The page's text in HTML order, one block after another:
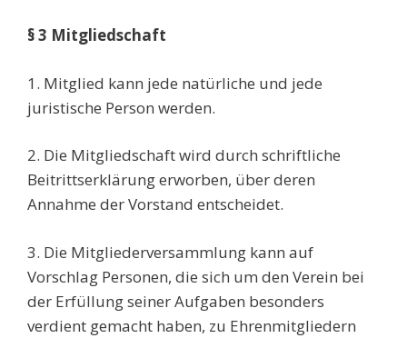
§ 3 Mitgliedschaft
1. Mitglied kann jede natürliche und jede
juristische Person werden.
2. Die Mitgliedschaft wird durch schriftliche
Beitrittserklärung erworben, über deren
Annahme der Vorstand entscheidet.
3. Die Mitgliederversammlung kann auf
Vorschlag Personen, die sich um den Verein bei
der Erfüllung seiner Aufgaben besonders
verdient gemacht haben, zu Ehrenmitgliedern